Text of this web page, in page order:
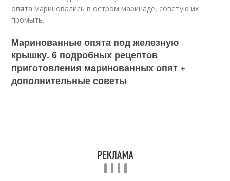
опята мариновались в остром маринаде, советую их
промыть.
Маринованные опята под железную
крышку. 6 подробных рецептов
приготовления маринованных опят +
дополнительные советы